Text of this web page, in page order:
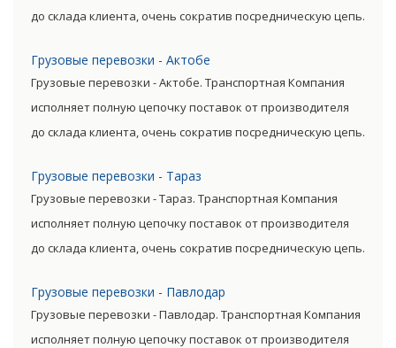
до склада клиента, очень сократив посредническую цепь.
затраты, существенно снизив уровень итоговой цены
товара.
Грузовые перевозки - Актобе
Грузовые перевозки - Актобе. Транспортная Компания
исполняет полную цепочку поставок от производителя
до склада клиента, очень сократив посредническую цепь.
затраты, существенно снизив уровень итоговой цены
товара.
Грузовые перевозки - Тараз
Грузовые перевозки - Тараз. Транспортная Компания
исполняет полную цепочку поставок от производителя
до склада клиента, очень сократив посредническую цепь.
затраты, существенно снизив уровень итоговой цены
товара.
Грузовые перевозки - Павлодар
Грузовые перевозки - Павлодар. Транспортная Компания
исполняет полную цепочку поставок от производителя